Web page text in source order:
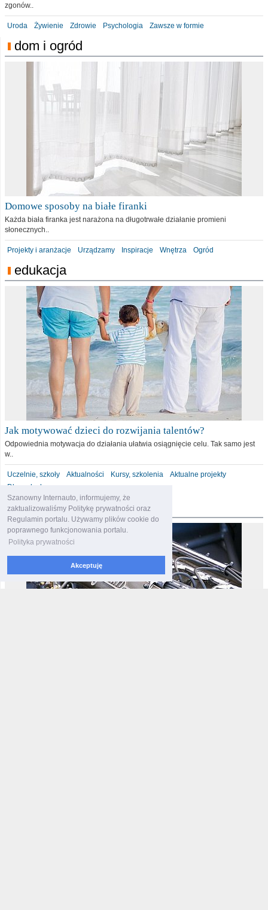
Szanowny Internauto, informujemy, że
zaktualizowaliśmy Politykę prywatności oraz
Regulamin portalu. Używamy plików cookie do
poprawnego funkcjonowania portalu.
Polityka prywatności
Akceptuję
zgonów..
Uroda Żywienie Zdrowie Psychologia Zawsze w formie
dom i ogród
Domowe sposoby na białe firanki
Każda biała firanka jest narażona na długotrwałe działanie promieni
słonecznych..
Projekty i aranżacje Urządzamy Inspiracje Wnętrza Ogród
edukacja
Jak motywować dzieci do rozwijania talentów?
Odpowiednia motywacja do działania ułatwia osiągnięcie celu. Tak samo jest
w..
Uczelnie, szkoły Aktualności Kursy, szkolenia
Aktualne projekty
Dla malucha
motoryzacja